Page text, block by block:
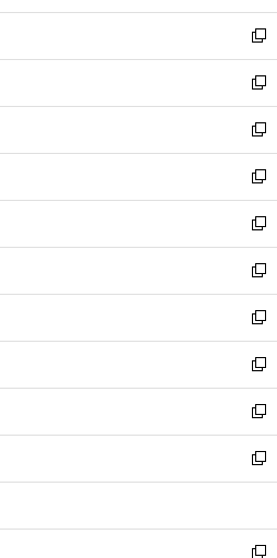
開
く
ウ
で
開
く
ン
ド
ウ
で
開
く
ウ
ィ
ン
ド
ウ
で
開
く
新
し
い
ウ
ィ
ン
ド
ウ
で
開
く
新
し
い
ウ
ィ
ン
ド
ウ
で
開
く
新
し
い
ウ
ィ
ン
ド
ウ
で
開
く
新
し
い
ウ
ィ
ン
ド
ウ
で
開
く
新
し
い
ウ
ィ
ン
ド
ウ
で
開
く
新
し
い
ウ
ィ
ン
ド
ウ
で
開
新
し
い
ウ
ィ
ン
ド
ウ
開
く
新
し
い
ウ
ィ
ン
ウ
で
新
し
い
ウ
ン
ド
新
し
ウ